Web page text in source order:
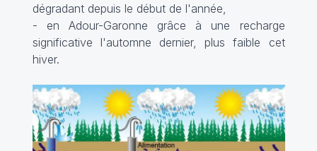
dégradant depuis le début de l'année,
- en Adour-Garonne grâce à une recharge
significative l'automne dernier, plus faible cet
hiver.